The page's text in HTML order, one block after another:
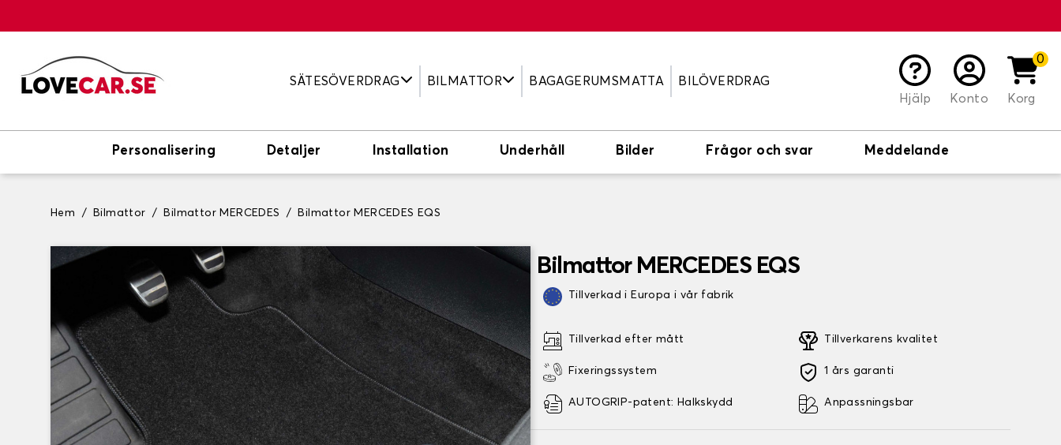
SÄTESÖVERDRAG BILMATTOR BAGAGERUMSMATTA
BILÖVERDRAG
Hjälp
Konto
0
Korg
Personalisering Detaljer Installation Underhåll Bilder Frågor och svar Meddelande
Hem Bilmattor Bilmattor MERCEDES Bilmattor MERCEDES EQS
Bilmattor MERCEDES EQS
Tillverkad i Europa i vår fabrik
Tillverkad efter mått
Fixeringssystem
AUTOGRIP-patent: Halkskydd
Tillverkarens kvalitet
1 års garanti
Anpassningsbar